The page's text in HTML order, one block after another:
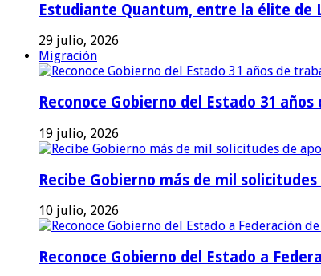
Estudiante Quantum, entre la élite de
29 julio, 2026
Migración
Reconoce Gobierno del Estado 31
19 julio, 2026
Recibe Gobierno más de mil
10 julio, 2026
Reconoce Gobierno del Estado a